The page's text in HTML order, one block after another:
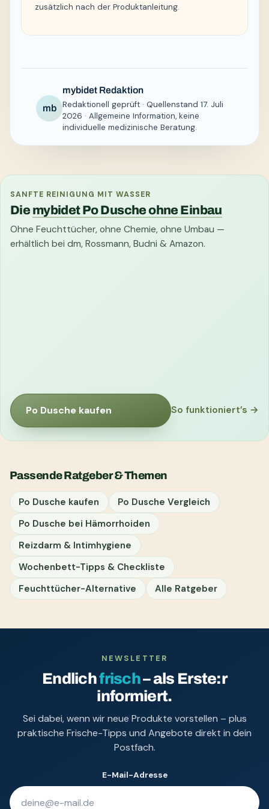
zusätzlich nach der Produktanleitung.
mb
mybidet Redaktion
Redaktionell geprüft · Quellenstand 17. Juli
2026 · Allgemeine Information, keine
individuelle medizinische Beratung.
SANFTE REINIGUNG MIT WASSER
Die mybidet Po Dusche ohne Einbau
Ohne Feuchttücher, ohne Chemie, ohne Umbau —
erhältlich bei dm, Rossmann, Budni & Amazon.
Po Dusche kaufen So funktioniert’s →
Passende Ratgeber & Themen
Po Dusche kaufen
Po Dusche Vergleich
Po Dusche bei Hämorrhoiden
Reizdarm & Intimhygiene
Wochenbett-Tipps & Checkliste
Feuchttücher-Alternative
Alle Ratgeber
NEWSLETTER
Endlichfrisch– als Erste:r
informiert.
Sei dabei, wenn wir neue Produkte vorstellen – plus
praktische Frische-Tipps und Angebote direkt in dein
Postfach.
E-Mail-Adresse